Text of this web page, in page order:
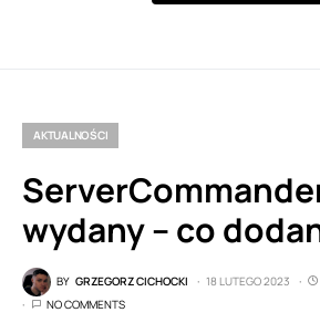
AKTUALNOŚCI
ServerCommander
wydany – co
BY GRZEGORZ CICHOCKI 18 LUTEGO 2023
NO COMMENTS